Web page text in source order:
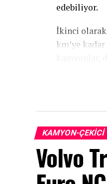
edebiliyor.
İkinci
km’ye
Marubeni
her zaman
çekiciyi
ülke içinde
pazarına
çalışmaya
KAMYON-ÇEKICI
Volvo